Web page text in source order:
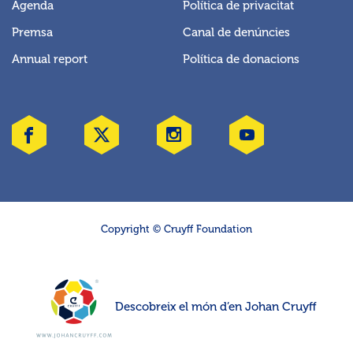
Agenda
Premsa
Annual report
Política de privacitat
Canal de denúncies
Política de donacions
Copyright © Cruyff Foundation
Descobreix el món d’en Johan Cruyff